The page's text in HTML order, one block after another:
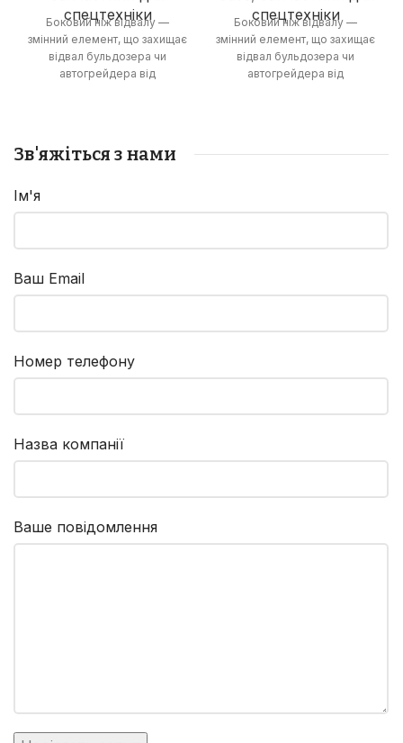
спецтехніки
Боковий ніж відвалу —
змінний елемент, що захищає
відвал бульдозера чи
автогрейдера від
спецтехніки
Боковий ніж відвалу —
змінний елемент, що захищає
відвал бульдозера чи
автогрейдера від
Зв'яжіться з нами
Ім'я
Ваш Email
Номер телефону
Назва компанії
Ваше повідомлення